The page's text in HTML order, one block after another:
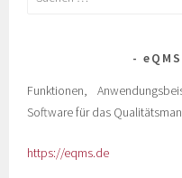
Funktionen,
Software für das
https://eqms.de